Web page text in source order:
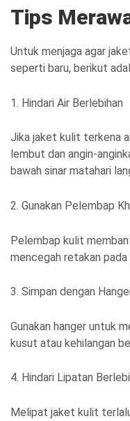
Tips
Untuk menjaga agar
seperti baru, berikut
1. Hindari Air Berlebihan
Jika jaket kulit terkena
lembut dan angin-
bawah sinar matahari
2. Gunakan Pelembap
Pelembap kulit
mencegah retakan
3. Simpan dengan
Gunakan hanger untuk
kusut atau kehilangan
4. Hindari Lipatan
Melipat jaket kulit